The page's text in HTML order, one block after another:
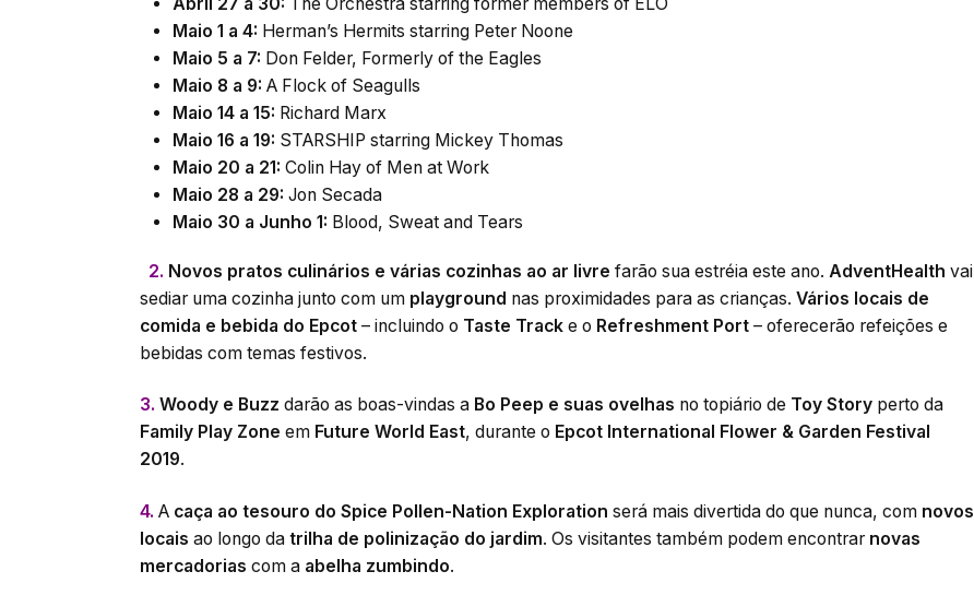
Maio 1 a 4: Herman’s Hermits starring Peter Noone
Maio 5 a 7: Don Felder, Formerly of the Eagles
Maio 8 a 9: A Flock of Seagulls
Maio 14 a 15: Richard Marx
Maio 16 a 19: STARSHIP starring Mickey Thomas
Maio 20 a 21: Colin Hay of Men at Work
Maio 28 a 29: Jon Secada
Maio 30 a Junho 1: Blood, Sweat and Tears
2. Novos pratos culinários e várias cozinhas ao ar livre farão sua estréia este ano. AdventHealth vai
sediar uma cozinha junto com um playground nas proximidades para as crianças. Vários locais de
comida e bebida do Epcot – incluindo o Taste Track e o Refreshment Port – oferecerão refeições e
bebidas com temas festivos.
3. Woody e Buzz darão as boas-vindas a Bo Peep e suas ovelhas no topiário de Toy Story perto da
Family Play Zone em Future World East, durante o Epcot International Flower & Garden Festival
2019.
4. A caça ao tesouro do Spice Pollen-Nation Exploration será mais divertida do que nunca, com novos
locais ao longo da trilha de polinização do jardim. Os visitantes também podem encontrar novas
mercadorias com a abelha zumbindo.